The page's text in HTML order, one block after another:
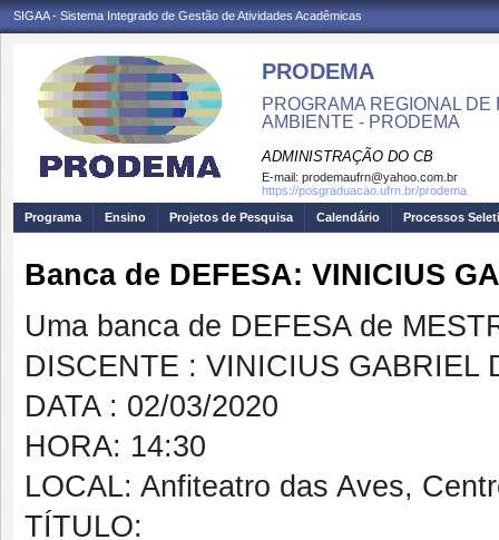
SIGAA - Sistema Integrado de Gestão de Atividades Acadêmicas
PRODEMA
PROGRAMA REGIONAL
AMBIENTE - PRODEMA
ADMINISTRAÇÃO DO CB
E-mail: prodemaufrn@yahoo.com.br
https://posgraduacao.ufrn.br/prodema
Programa
Ensino Projetos de Pesquisa Calendário Processos
Banca de DEFESA: VINICIUS
Uma banca de DEFESA de
DISCENTE : VINICIUS GABRIEL
DATA : 02/03/2020
HORA: 14:30
LOCAL: Anfiteatro das Aves,
TÍTULO: